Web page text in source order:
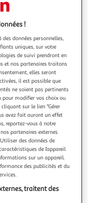
: SATURDAY
, Burnham Erik
avec une substance
Roi des rats
rongeurs diminue.
d'influencer les
chevaliers d'écaille !
ce produit ?
!
données personnelles,
uniques, sur votre
de suivi prendront en
et nos partenaires traitons
elles seront
il est possible que
ne soient pas pertinents
pour modifier vos choix ou
sur le lien "Gérer
avez fait auront un effet
reportez-vous à notre
partenaires externes
des données de
de l’appareil
sur un appareil.
des publicités et du
traitent des